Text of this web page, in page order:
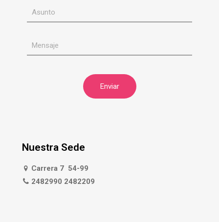
Nuestra Sede
Carrera 7 54-99
2482990 2482209